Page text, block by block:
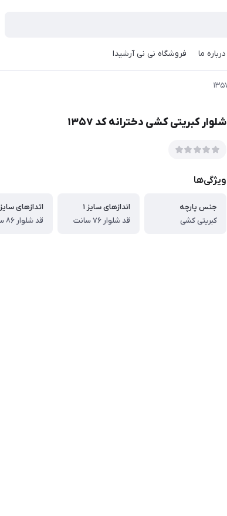
درباره ما فروشگاه نی نی آرشیدا
شلوار کبریتی کشی دخترانه کد ۱۳۵۷
ویژگی‌ها
جنس پارچه
کبریتی کشی
اندازهای سایز ۱
قد شلوار ۷۶ سانت
اتدازهای سایز ۲
قد شلوار ۸۶ سانت